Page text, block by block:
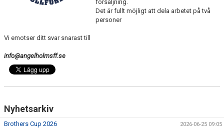
försäljning.
Det är fullt möjligt att dela arbetet på två
personer
Vi emotser ditt svar snarast till
info@angelholmsff.se
Nyhetsarkiv
Brothers Cup 2026 2026-06-25 09:05